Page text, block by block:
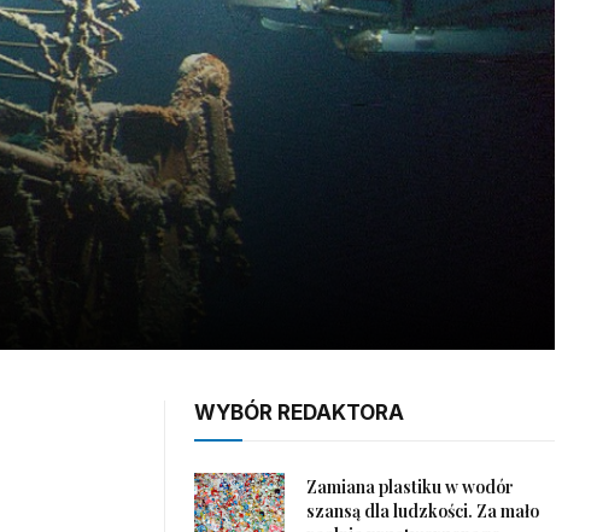
WYBÓR REDAKTORA
Zamiana plastiku w wodór
szansą dla ludzkości. Za mało